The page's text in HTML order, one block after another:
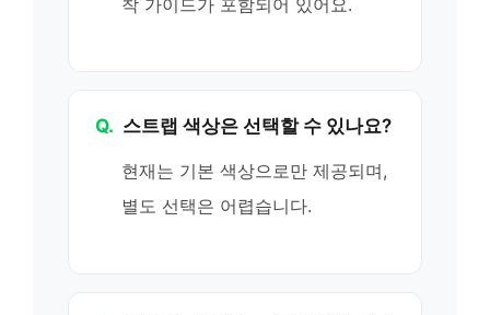
Q. 스트랩 색상은 선택할 수 있나요?
현재는 기본 색상으로만 제공되며,
별도 선택은 어렵습니다.